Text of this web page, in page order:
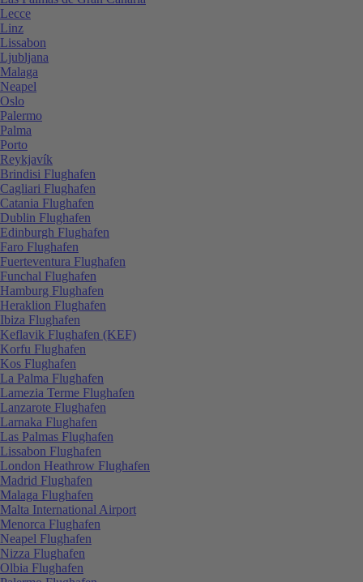
Lecce
Linz
Lissabon
Ljubljana
Malaga
Neapel
Oslo
Palermo
Palma
Porto
Reykjavík
Brindisi Flughafen
Cagliari Flughafen
Catania Flughafen
Dublin Flughafen
Edinburgh Flughafen
Faro Flughafen
Fuerteventura Flughafen
Funchal Flughafen
Hamburg Flughafen
Heraklion Flughafen
Ibiza Flughafen
Keflavik Flughafen (KEF)
Korfu Flughafen
Kos Flughafen
La Palma Flughafen
Lamezia Terme Flughafen
Lanzarote Flughafen
Larnaka Flughafen
Las Palmas Flughafen
Lissabon Flughafen
London Heathrow Flughafen
Madrid Flughafen
Malaga Flughafen
Malta International Airport
Menorca Flughafen
Neapel Flughafen
Nizza Flughafen
Olbia Flughafen